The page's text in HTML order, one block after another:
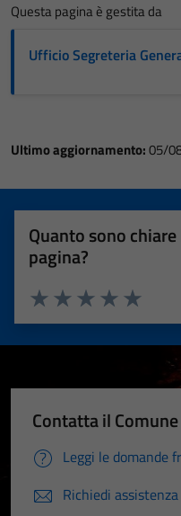
Questa pagina è gestita da
Ufficio Segreteria
Ultimo aggiornamento:05/
Quanto sono
pagina?
Valuta 5
Valuta 4
Valuta 3 stelle
Valuta 2 stelle su 5
Valuta 1 stelle su 5
Contatta il Comune
Leggi le domande
Richiedi assistenza